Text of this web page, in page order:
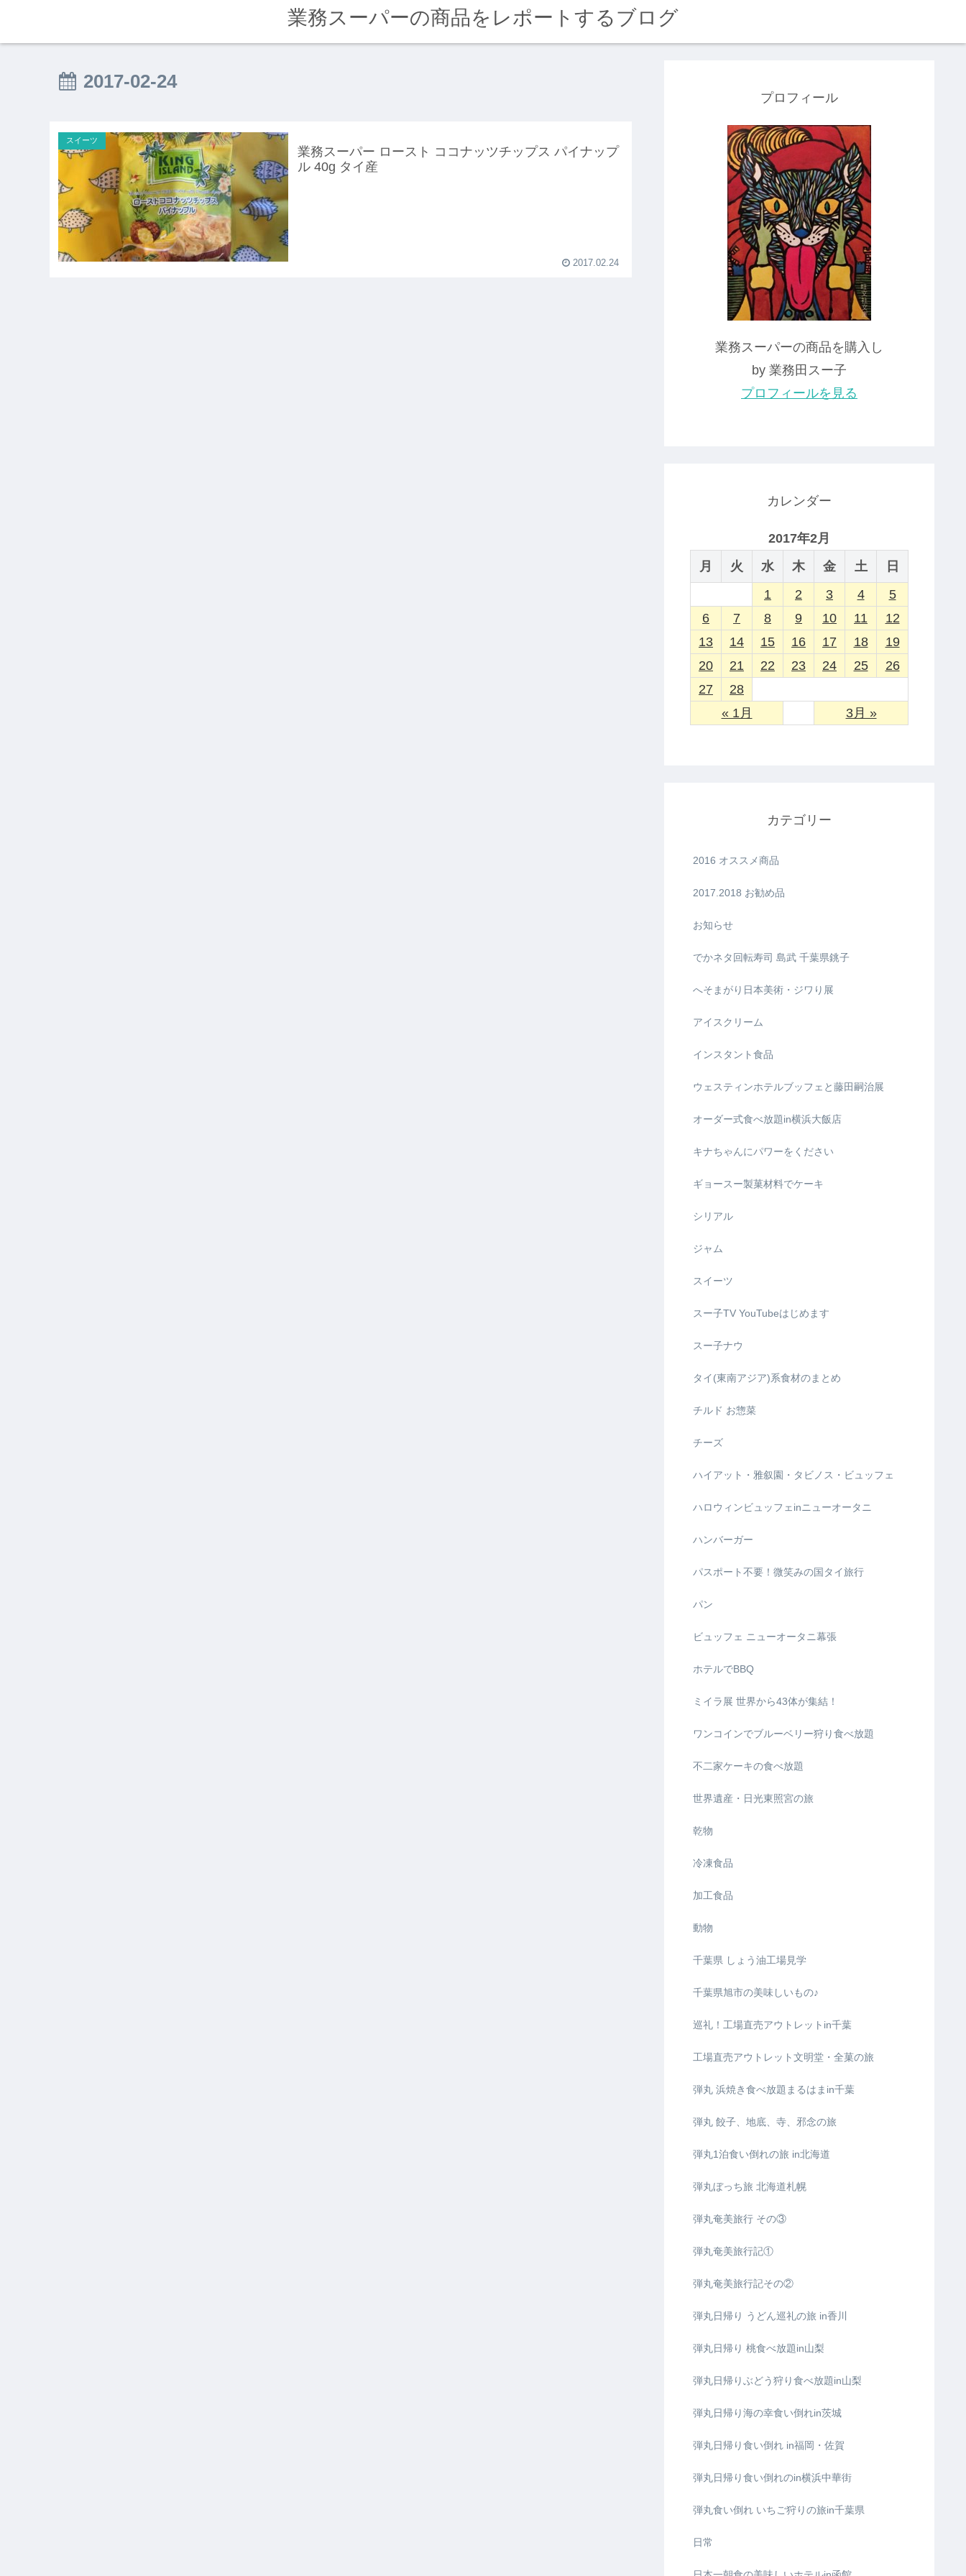
業務スーパーの商品をレポートするブログ
2017-02-24
スイーツ
業務スーパー ロースト ココナッツチップス パイナップ
ル 40g タイ産
2017.02.24
プロフィール
業務スーパーの商品を購入し
by 業務田スー子
プロフィールを見る
カレンダー
2017年2月
月
火 水 木 金 土 日
« 1月 3月 »
1 2 3 4
5
6
7 8 9 10 11
12
13
14 15 16 17 18
19
20
21 22 23 24 25
26
27
28
カテゴリー
2016 オススメ商品
2017.2018 お勧め品
お知らせ
でかネタ回転寿司 島武 千葉県銚子
へそまがり日本美術・ジワり展
アイスクリーム
インスタント食品
ウェスティンホテルブッフェと藤田嗣治展
オーダー式食べ放題in横浜大飯店
キナちゃんにパワーをください
ギョースー製菓材料でケーキ
シリアル
ジャム
スイーツ
スー子TV YouTubeはじめます
スー子ナウ
タイ(東南アジア)系食材のまとめ
チルド お惣菜
チーズ
ハイアット・雅叙園・タビノス・ビュッフェ
ハロウィンビュッフェinニューオータニ
ハンバーガー
パスポート不要！微笑みの国タイ旅行
パン
ビュッフェ ニューオータニ幕張
ホテルでBBQ
ミイラ展 世界から43体が集結！
ワンコインでブルーベリー狩り食べ放題
不二家ケーキの食べ放題
世界遺産・日光東照宮の旅
乾物
冷凍食品
加工食品
動物
千葉県 しょう油工場見学
千葉県旭市の美味しいもの♪
巡礼！工場直売アウトレットin千葉
工場直売アウトレット文明堂・全菓の旅
弾丸 浜焼き食べ放題まるはまin千葉
弾丸 餃子、地底、寺、邪念の旅
弾丸1泊食い倒れの旅 in北海道
弾丸ぼっち旅 北海道札幌
弾丸奄美旅行 その③
弾丸奄美旅行記①
弾丸奄美旅行記その②
弾丸日帰り うどん巡礼の旅 in香川
弾丸日帰り 桃食べ放題in山梨
弾丸日帰りぶどう狩り食べ放題in山梨
弾丸日帰り海の幸食い倒れin茨城
弾丸日帰り食い倒れ in福岡・佐賀
弾丸日帰り食い倒れのin横浜中華街
弾丸食い倒れ いちご狩りの旅in千葉県
日常